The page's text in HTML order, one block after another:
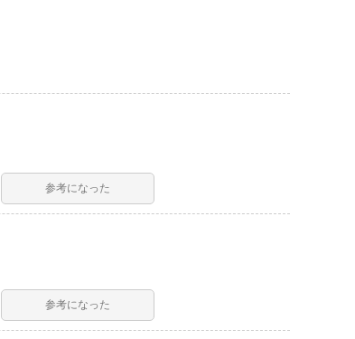
参考になった
参考になった